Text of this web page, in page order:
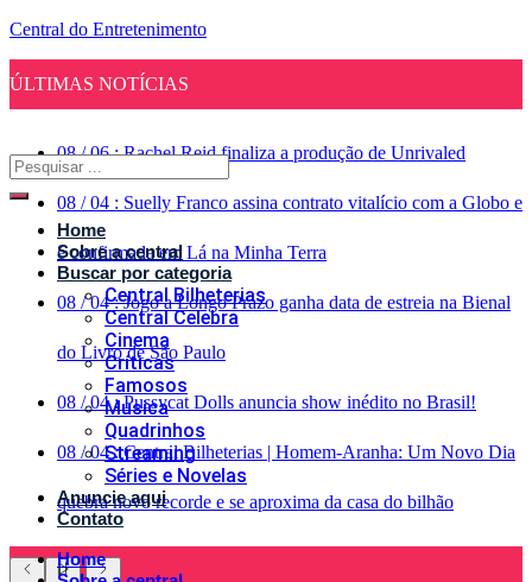
Central do Entretenimento
ÚLTIMAS NOTÍCIAS
08 / 06 : Rachel Reid finaliza a produção de Unrivaled
08 / 04 : Suelly Franco assina contrato vitalício com a Globo e
é confirmada em Lá na Minha Terra
08 / 04 : Jogo a Longo Prazo ganha data de estreia na Bienal
do Livro de São Paulo
08 / 04 : Pussycat Dolls anuncia show inédito no Brasil!
08 / 04 : Central Bilheterias | Homem-Aranha: Um Novo Dia
quebra novo recorde e se aproxima da casa do bilhão
Home
Sobre a central
Buscar por categoria
Central Bilheterias
Central Celebra
Cinema
Críticas
Famosos
Musica
Quadrinhos
Streaming
Séries e Novelas
Anuncie aqui
Contato
Home